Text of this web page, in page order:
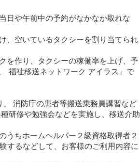
日や午前中の予約がなかなか取れな
、空いているタクシーを割り当てられ
を作り、タクシーの稼働率を上げ、予
福祉移送ネットワーク アイラス」 で
、 消防庁の患者等搬送乗務員講習など
研修や勉強会などを実施し、移送介助
うちホームヘルパー２級資格取得者２
するなどして、お客様のご利用内容に